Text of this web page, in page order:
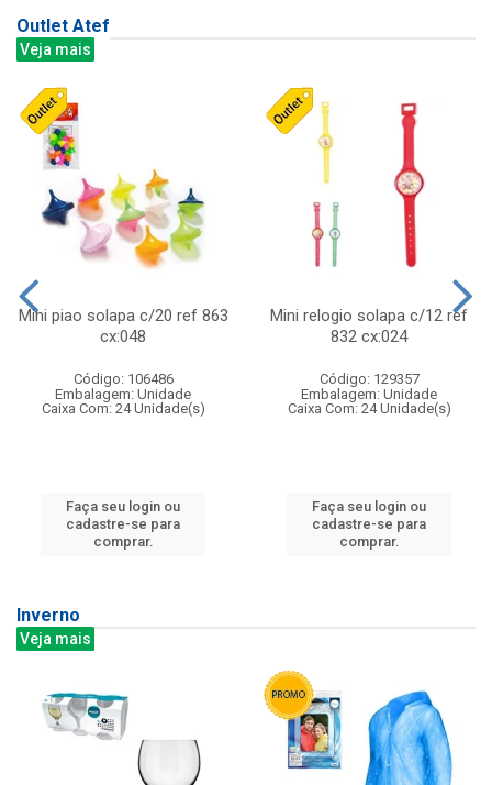
Outlet Atef
Veja mais
Mini piao solapa c/20 ref 863
cx:048
Código: 106486
Embalagem: Unidade
Caixa Com: 24 Unidade(s)
Faça seu login ou
cadastre-se para
comprar.
Mini relogio solapa c/12 ref
832 cx:024
Código: 129357
Embalagem: Unidade
Caixa Com: 24 Unidade(s)
Faça seu login ou
cadastre-se para
comprar.
Inverno
Veja mais